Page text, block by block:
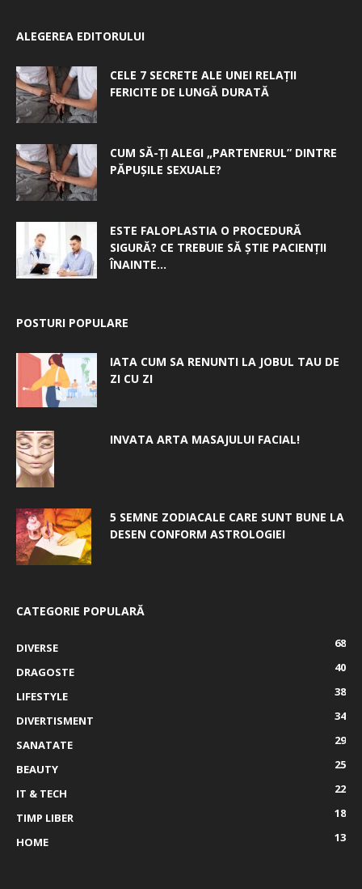
ALEGEREA EDITORULUI
CELE 7 SECRETE ALE UNEI RELAȚII
FERICITE DE LUNGĂ DURATĂ
CUM SĂ-ȚI ALEGI „PARTENERUL” DINTRE
PĂPUȘILE SEXUALE?
ESTE FALOPLASTIA O PROCEDURĂ
SIGURĂ? CE TREBUIE SĂ ȘTIE PACIENȚII
ÎNAINTE...
POSTURI POPULARE
IATA CUM SA RENUNTI LA JOBUL TAU DE
ZI CU ZI
INVATA ARTA MASAJULUI FACIAL!
5 SEMNE ZODIACALE CARE SUNT BUNE LA
DESEN CONFORM ASTROLOGIEI
CATEGORIE POPULARĂ
DIVERSE
68
DRAGOSTE
40
LIFESTYLE
38
DIVERTISMENT
34
SANATATE
29
BEAUTY
25
IT & TECH
22
TIMP LIBER
18
HOME
13